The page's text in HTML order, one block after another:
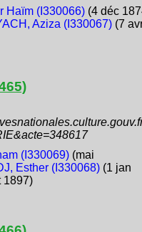
Haïm (I330066)(4 déc
Aziza (I330067)(7
(I330069)(mai
Esther (I330068)(1 jan
1897)